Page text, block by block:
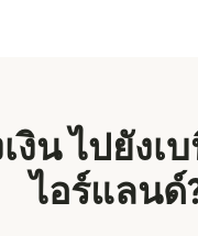
งิน ไปยังเ
ไอร์แลนด์